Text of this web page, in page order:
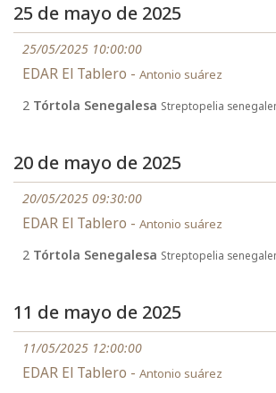
25 de mayo de 2025
25/05/2025 10:00:00
EDAR El Tablero - Antonio suárez
2 Tórtola Senegalesa Streptopelia
20 de mayo de 2025
20/05/2025 09:30:00
EDAR El Tablero - Antonio suárez
2 Tórtola Senegalesa Streptopelia
11 de mayo de 2025
11/05/2025 12:00:00
EDAR El Tablero - Antonio suárez